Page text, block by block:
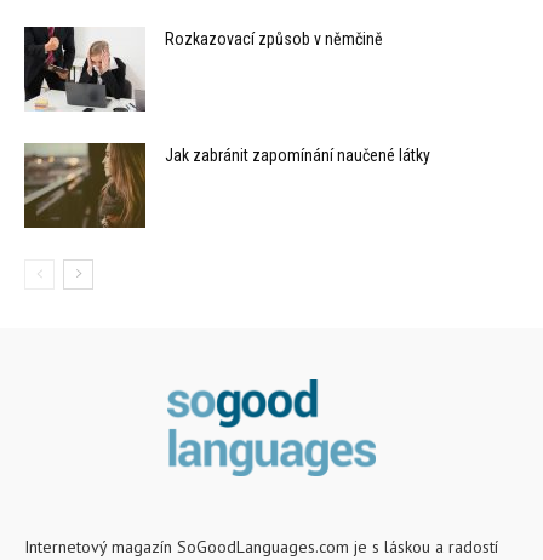
Rozkazovací způsob v němčině
Jak zabránit zapomínání naučené látky
Internetový magazín SoGoodLanguages.com je s láskou a radostí